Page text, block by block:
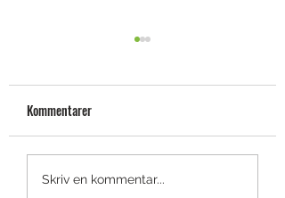
Shotscope LM1: en launch
Kommentarer
Skriv en kommentar...